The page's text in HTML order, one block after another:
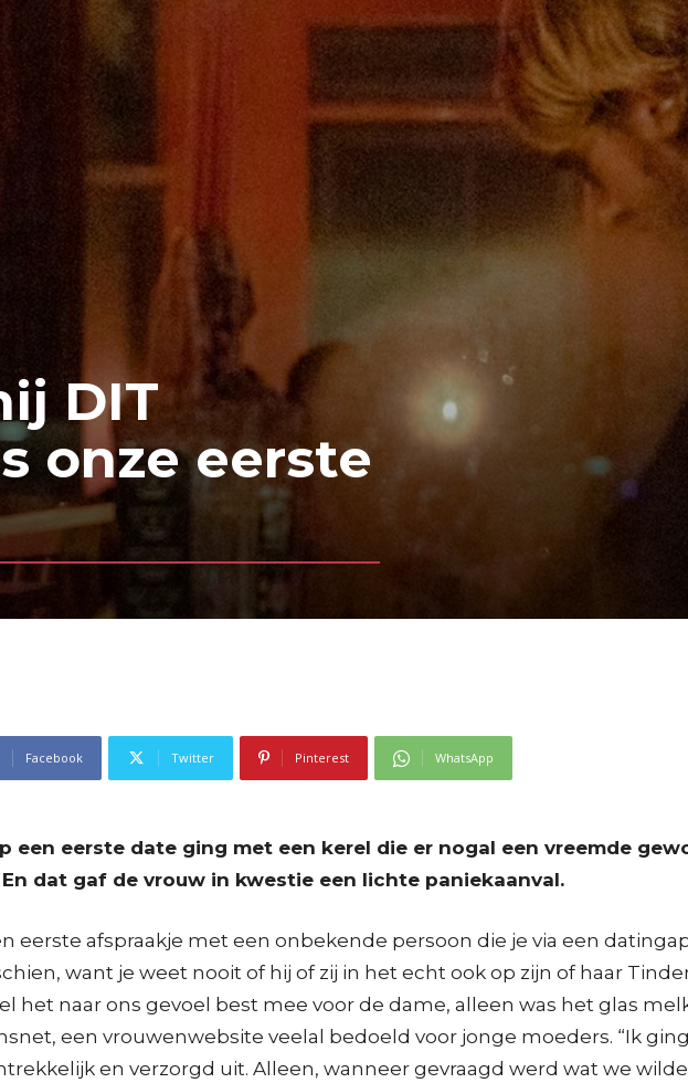
DIT
onze eerste
Facebook Twitter Pinterest WhatsApp
een eerste date ging met een kerel die er nogal een vreemde
dat gaf de vrouw in kwestie een lichte paniekaanval.
eerste afspraakje met een onbekende persoon die je via een
want je weet nooit of hij of zij in het echt ook op zijn of haar
het naar ons gevoel best mee voor de dame, alleen was het glas
een vrouwenwebsite veelal bedoeld voor jonge moeders. “Ik
en verzorgd uit. Alleen, wanneer gevraagd werd wat we